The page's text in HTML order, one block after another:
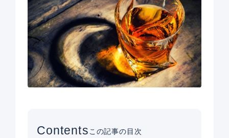
Contentsこの記事の目次